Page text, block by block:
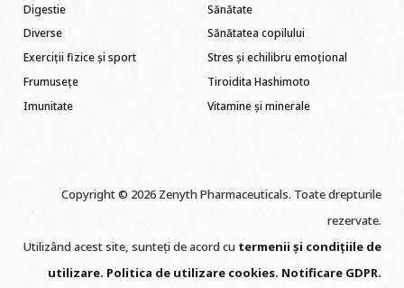
Digestie
Diverse
Exerciții fizice și sport
Frumusețe
Imunitate
Sănătate
Sănătatea copilului
Stres și echilibru emoțional
Tiroidita Hashimoto
Vitamine și minerale
Copyright © 2026 Zenyth Pharmaceuticals. Toate drepturile
rezervate.
Utilizând acest site, sunteți de acord cu termenii și condițiile de
utilizare. Politica de utilizare cookies. Notificare GDPR.